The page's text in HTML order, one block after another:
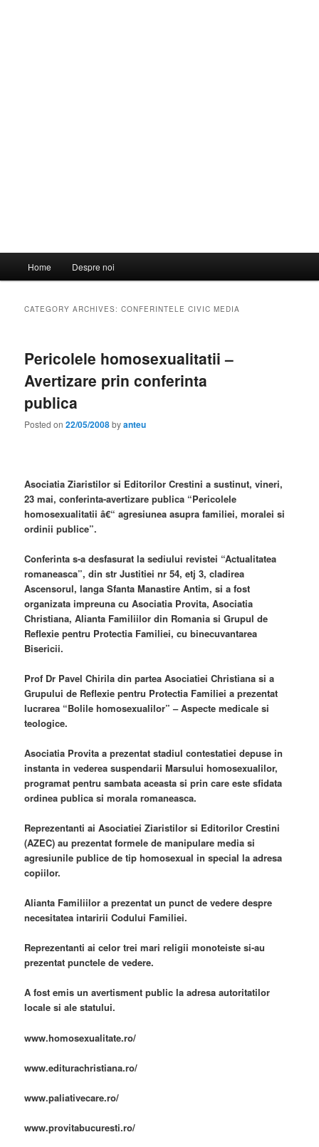
Home Despre noi
CATEGORY ARCHIVES:CONFERINTELE CIVIC MEDIA
Pericolele homosexualitatii –
Avertizare prin conferinta
publica
Posted on22/05/2008byanteu
Asociatia Ziaristilor si Editorilor Crestini a sustinut, vineri,
23 mai, conferinta-avertizare publica “Pericolele
homosexualitatii â€“ agresiunea asupra familiei, moralei si
ordinii publice”.
Conferinta s-a desfasurat la sediului revistei “Actualitatea
romaneasca”, din str Justitiei nr 54, etj 3, cladirea
Ascensorul, langa Sfanta Manastire Antim, si a fost
organizata impreuna cu Asociatia Provita, Asociatia
Christiana, Alianta Familiilor din Romania si Grupul de
Reflexie pentru Protectia Familiei, cu binecuvantarea
Bisericii.
Prof Dr Pavel Chirila din partea Asociatiei Christiana si a
Grupului de Reflexie pentru Protectia Familiei a prezentat
lucrarea “Bolile homosexualilor” – Aspecte medicale si
teologice.
Asociatia Provita a prezentat stadiul contestatiei depuse in
instanta in vederea suspendarii Marsului homosexualilor,
programat pentru sambata aceasta si prin care este sfidata
ordinea publica si morala romaneasca.
Reprezentanti ai Asociatiei Ziaristilor si Editorilor Crestini
(AZEC) au prezentat formele de manipulare media si
agresiunile publice de tip homosexual in special la adresa
copiilor.
Alianta Familiilor a prezentat un punct de vedere despre
necesitatea intaririi Codului Familiei.
Reprezentanti ai celor trei mari religii monoteiste si-au
prezentat punctele de vedere.
A fost emis un avertisment public la adresa autoritatilor
locale si ale statului.
www.homosexualitate.ro/
www.editurachristiana.ro/
www.paliativecare.ro/
www.provitabucuresti.ro/